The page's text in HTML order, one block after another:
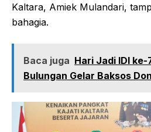
Kaltara, Amiek Mulandari,
bahagia.
Baca juga Hari Jadi IDI ke-
Bulungan Gelar Baksos